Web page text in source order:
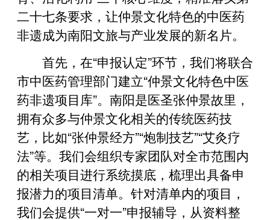
二十七条要求，让仲景文化特色的中医药
非遗成为南阳文旅与产业发展的新名片。
首先，在“申报认定”环节，我们将联合
市中医药管理部门建立“仲景文化特色中医
药非遗项目库”。南阳是医圣张仲景故里，
拥有众多与仲景文化相关的传统医药技
艺，比如“张仲景经方”“炮制技艺”“艾灸疗
法”等。我们会组织专家团队对全市范围内
的相关项目进行系统摸底，梳理出具备申
报潜力的项目清单。针对清单内的项目，
我们会提供“一对一”申报辅导，从资料整